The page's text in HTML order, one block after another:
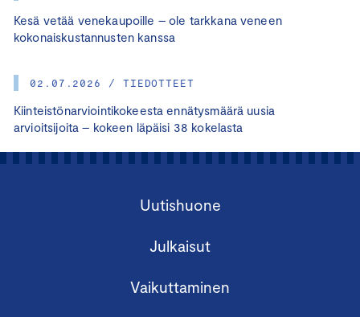
Kesä vetää venekaupoille – ole tarkkana veneen
kokonaiskustannusten kanssa
02.07.2026 / TIEDOTTEET
Kiinteistönarviointikokeesta ennätysmäärä uusia
arvioitsijoita – kokeen läpäisi 38 kokelasta
Uutishuone
Julkaisut
Vaikuttaminen